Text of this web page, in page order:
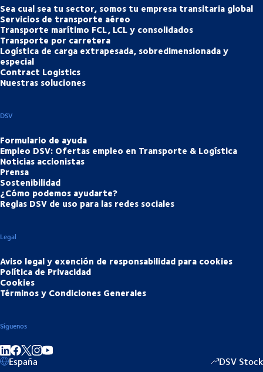
Sea cual sea tu sector, somos tu empresa transitaria global
Servicios de transporte aéreo
Transporte marítimo FCL, LCL y consolidados
Transporte por carretera
Logística de carga extrapesada, sobredimensionada y
especial
Contract Logistics
Nuestras soluciones
DSV
Formulario de ayuda
Empleo DSV: Ofertas empleo en Transporte & Logística
Noticias accionistas
Prensa
Sostenibilidad
¿Cómo podemos ayudarte?
Reglas DSV de uso para las redes sociales
Legal
Aviso legal y exención de responsabilidad para cookies
Política de Privacidad
Cookies
Términos y Condiciones Generales
Síguenos
Compartir en linkedIn
Compartir en Facebook
Compartir en Instagram
España DSV Stock